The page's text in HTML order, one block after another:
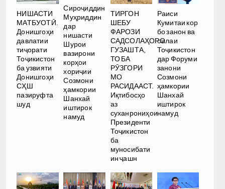
НИШАСТИ
МАТБУОТӢ.
Донишгоҳи
давлатии
тиҷорати
Тоҷикистон
ба узвияти
Донишгоҳи
СҲШ
пазируфта
шуд
Сироҷиддин
Муҳриддин
дар
нишасти
Шурои
вазирони
корҳои
хориҷии
Созмони
ҳамкории
Шанхай
иштирок
намуд
ТИРГОН
ШЕБУ
ФАРОЗИ
САДСОЛАҲОРО
ГУЗАШТА,
ТО БА
РӮЗГОРИ
МО
РАСИДААСТ.
Иқтибосҳо
аз
суханрониҳои
Президенти
Тоҷикистон
ба
муносибати
ин ҷашн
Раиси
Кумитаи кор
бо занон ва
оилаи
Тоҷикистон
дар Форуми
занони
Созмони
ҳамкории
Шанхай
иштирок
намуд